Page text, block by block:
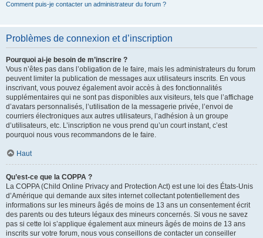
Comment puis-je contacter un administrateur du forum ?
Problèmes de connexion et d’inscription
Pourquoi ai-je besoin de m’inscrire ?
Vous n’êtes pas dans l’obligation de le faire, mais les administrateurs du forum
peuvent limiter la publication de messages aux utilisateurs inscrits. En vous
inscrivant, vous pouvez également avoir accès à des fonctionnalités
supplémentaires qui ne sont pas disponibles aux visiteurs, tels que l’affichage
d’avatars personnalisés, l’utilisation de la messagerie privée, l’envoi de
courriers électroniques aux autres utilisateurs, l’adhésion à un groupe
d’utilisateurs, etc. L’inscription ne vous prend qu’un court instant, c’est
pourquoi nous vous recommandons de le faire.
Haut
Qu’est-ce que la COPPA ?
La COPPA (Child Online Privacy and Protection Act) est une loi des États-Unis
d’Amérique qui demande aux sites internet collectant potentiellement des
informations sur les mineurs âgés de moins de 13 ans un consentement écrit
des parents ou des tuteurs légaux des mineurs concernés. Si vous ne savez
pas si cette loi s’applique également aux mineurs âgés de moins de 13 ans
inscrits sur votre forum, nous vous conseillons de contacter un conseiller